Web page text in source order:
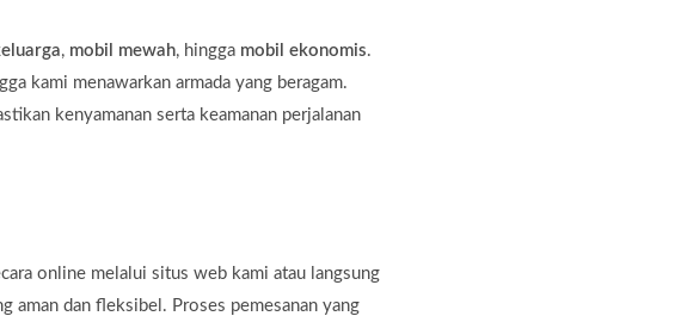
, mobil mewah, hingga mobil ekonomis.
kami menawarkan armada yang beragam.
kenyamanan serta keamanan perjalanan
online melalui situs web kami atau langsung
aman dan fleksibel. Proses pemesanan yang